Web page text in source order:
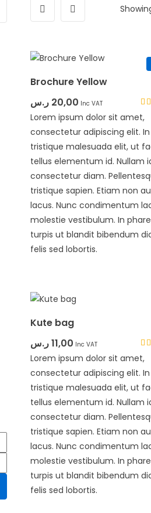
Brochure Yellow
4.33
20,00 ر.س Inc VAT
Lorem ipsum dolor sit amet,
consectetur adipiscing elit. In
tristique malesuada elit, ut
tellus elementum id. Nullam
consectetur diam.
tristique sapien. Etiam non
lacus. Nunc condimentum
molestie vestibulum. In
turpis ut blandit bibendum
felis sed lobortis.
Kute bag
4.33
11,00ر.س Inc VAT
Lorem ipsum dolor sit amet,
consectetur adipiscing elit. In
tristique malesuada elit, ut
tellus elementum id. Nullam
consectetur diam.
tristique sapien. Etiam non
lacus. Nunc condimentum
molestie vestibulum. In
turpis ut blandit bibendum
felis sed lobortis.